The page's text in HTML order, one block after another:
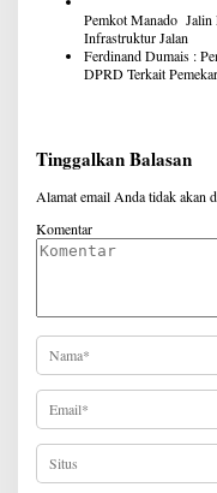
Pemkot Manado Jalin
Infrastruktur Jalan
Ferdinand Dumais :
DPRD Terkait
Tinggalkan Balasan
Alamat email Anda tidak akan
Komentar